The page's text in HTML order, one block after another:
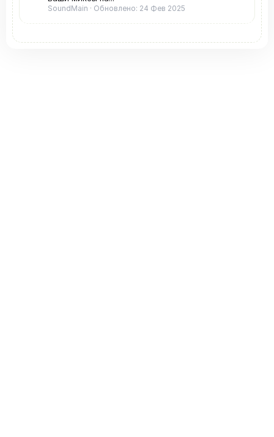
SoundMain Обновлено: 24 Фев 2025